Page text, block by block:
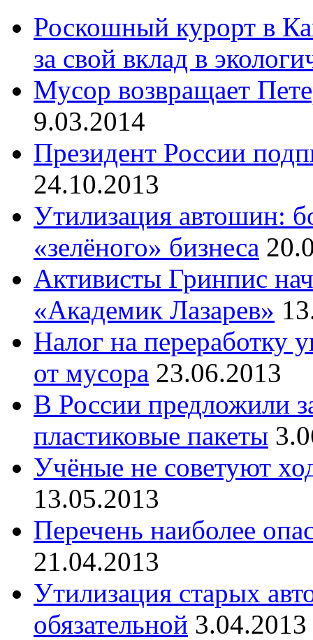
Роскошный курорт в
за свой вклад в
Мусор возвращает
9.03.2014
Президент России
24.10.2013
Утилизация автошин:
«зелёного» бизнеса
Активисты Гринпис
«Академик Лазарев»
Налог на переработку
от мусора 23.06.2013
В России предложили
пластиковые пакеты
Учёные не советуют
13.05.2013
Перечень наиболее
21.04.2013
Утилизация старых
обязательной 3.04.2013